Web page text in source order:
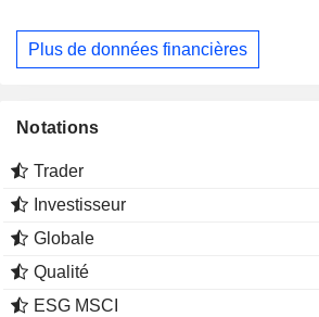
Plus de données financières
Notations
Trader
Investisseur
Globale
Qualité
ESG MSCI